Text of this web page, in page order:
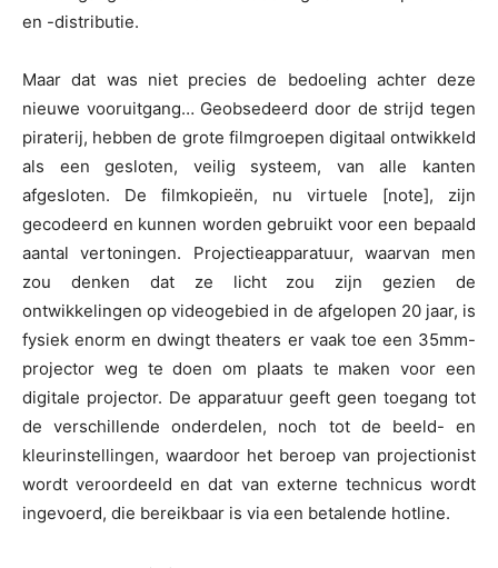
en -distributie.
Maar dat was niet precies de bedoeling achter deze
nieuwe vooruitgang… Geobsedeerd door de strijd tegen
piraterij, hebben de grote filmgroepen digitaal ontwikkeld
als een gesloten, veilig systeem, van alle kanten
afgesloten. De filmkopieën, nu virtuele [note], zijn
gecodeerd en kunnen worden gebruikt voor een bepaald
aantal vertoningen. Projectieapparatuur, waarvan men
zou denken dat ze licht zou zijn gezien de
ontwikkelingen op videogebied in de afgelopen 20 jaar, is
fysiek enorm en dwingt theaters er vaak toe een 35mm-
projector weg te doen om plaats te maken voor een
digitale projector. De apparatuur geeft geen toegang tot
de verschillende onderdelen, noch tot de beeld- en
kleurinstellingen, waardoor het beroep van projectionist
wordt veroordeeld en dat van externe technicus wordt
ingevoerd, die bereikbaar is via een betalende hotline.